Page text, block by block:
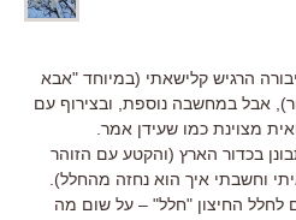
הרגיש קלישאתי (במיוחד "אבא
אבל במחשבה נוספת, ובצירוף עם
מצוינת כמו שעידן אמר.
בכדור הארץ (והקטע עם הזוהר
וחשבתי איך הוא נחזה מהחלל).
החיצון "חלל" – על שום מה